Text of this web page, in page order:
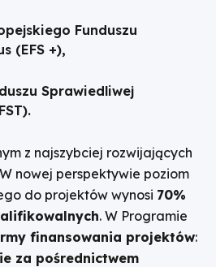
Funduszu
(EFS +),
Sprawiedliwej
z najszybciej rozwijających
nowej perspektywie poziom
do projektów wynosi 70%
. W Programie
finansowania projektów:
za pośrednictwem